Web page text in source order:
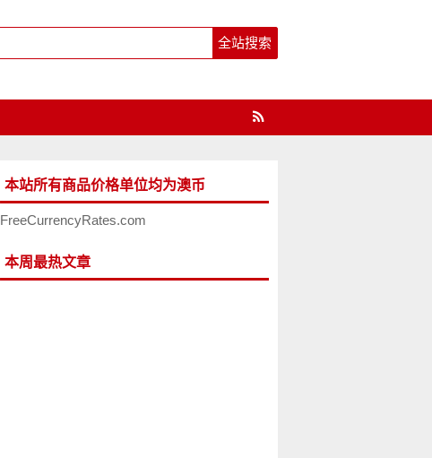
本站所有商品价格单位均为澳币
FreeCurrencyRates.com
本周最热文章